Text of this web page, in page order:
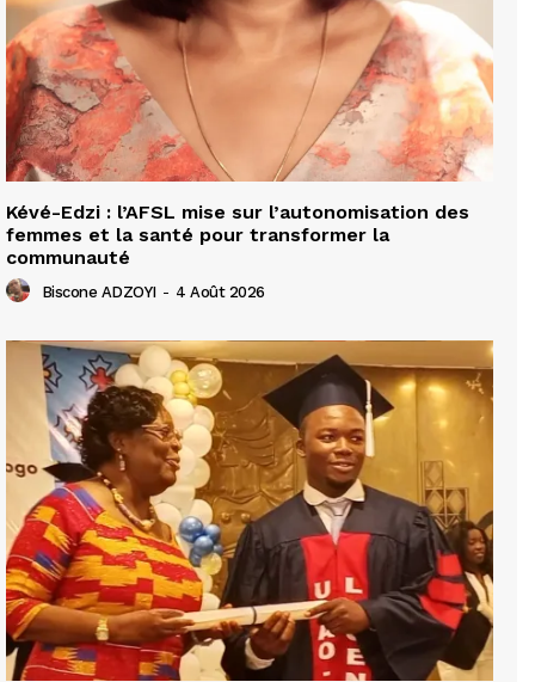
Kévé-Edzi : l’AFSL mise sur l’autonomisation des
femmes et la santé pour transformer la
communauté
Biscone ADZOYI - 4 Août 2026